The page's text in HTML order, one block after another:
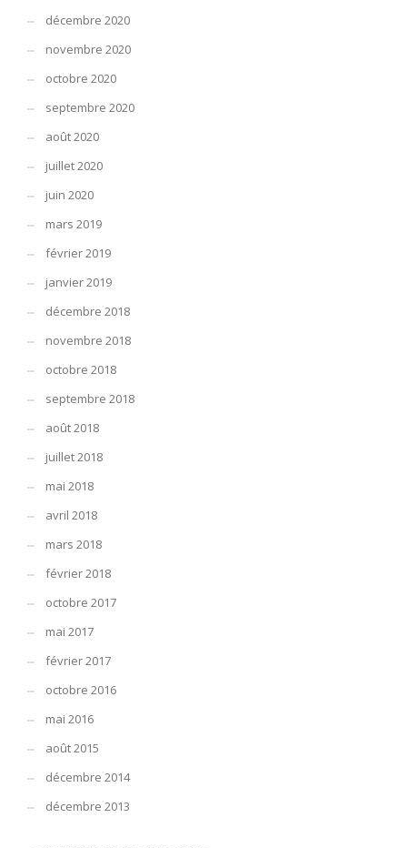
décembre 2020
novembre 2020
octobre 2020
septembre 2020
août 2020
juillet 2020
juin 2020
mars 2019
février 2019
janvier 2019
décembre 2018
novembre 2018
octobre 2018
septembre 2018
août 2018
juillet 2018
mai 2018
avril 2018
mars 2018
février 2018
octobre 2017
mai 2017
février 2017
octobre 2016
mai 2016
août 2015
décembre 2014
décembre 2013